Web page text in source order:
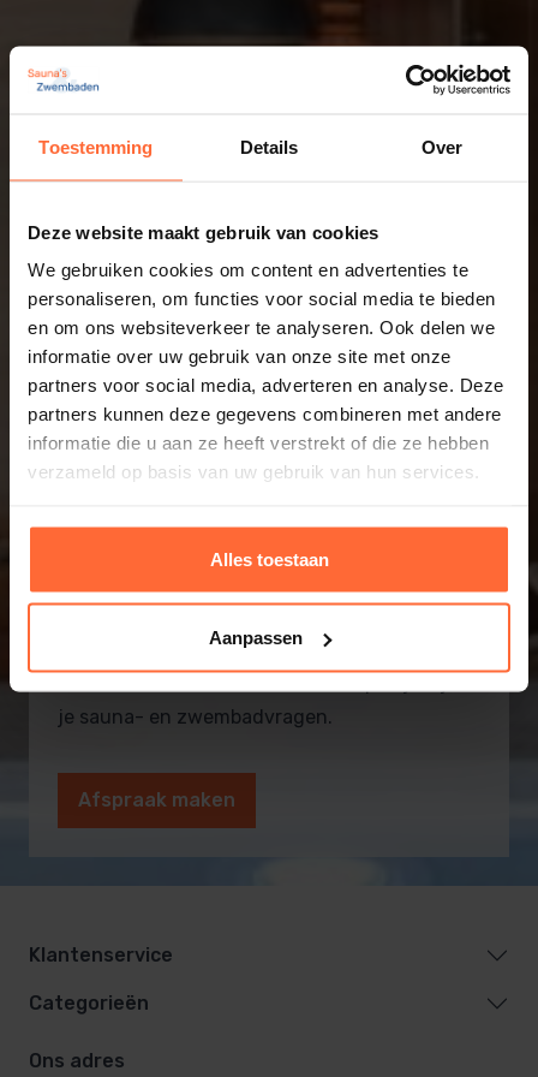
Toestemming Details Over
Deze website maakt gebruik van cookies
We gebruiken cookies om content en advertenties te
personaliseren, om functies voor social media te bieden
en om ons websiteverkeer te analyseren. Ook delen we
informatie over uw gebruik van onze site met onze
partners voor social media, adverteren en analyse. Deze
partners kunnen deze gegevens combineren met andere
informatie die u aan ze heeft verstrekt of die ze hebben
verzameld op basis van uw gebruik van hun services.
Alles toestaan
Aanpassen
je sauna- en zwembadvragen.
Afspraak maken
Klantenservice
Categorieën
Ons adres